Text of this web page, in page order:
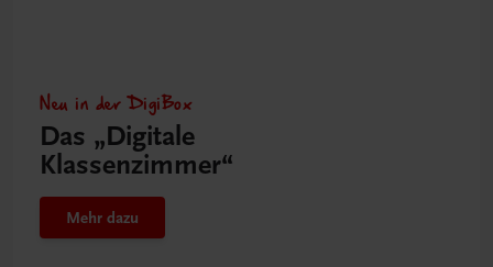
Neu in der DigiBox
Das „Digitale
Klassenzimmer“
Mehr dazu